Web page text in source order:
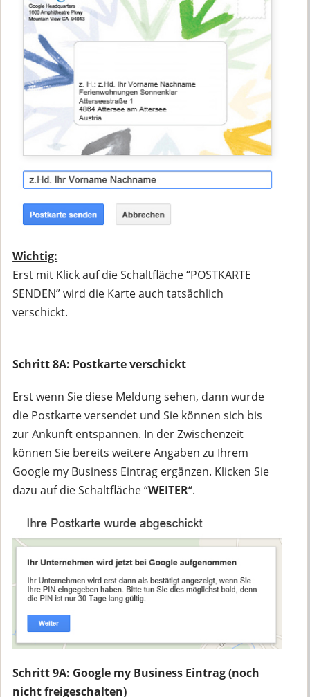
Wichtig:
Erst mit Klick auf die Schaltfläche “POSTKARTE
SENDEN” wird die Karte auch tatsächlich
verschickt.
Schritt 8A: Postkarte verschickt
Erst wenn Sie diese Meldung sehen, dann wurde
die Postkarte versendet und Sie können sich bis
zur Ankunft entspannen. In der Zwischenzeit
können Sie bereits weitere Angaben zu Ihrem
Google my Business Eintrag ergänzen. Klicken Sie
dazu auf die Schaltfläche “WEITER“.
Schritt 9A: Google my Business Eintrag (noch
nicht freigeschalten)